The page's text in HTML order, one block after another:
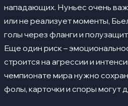
нападающих. Нуньес очень
или не реализует моменты,
голы через фланги и
Еще один риск –
строится на агрессии и
чемпионате мира нужно
фолы, карточки и споры могут